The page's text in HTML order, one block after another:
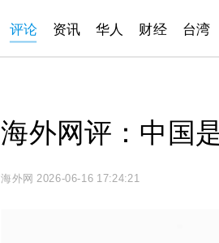
评论 资讯 华人 财经 台湾
海外网评：中国
海外网 2026-06-16 17:24:21